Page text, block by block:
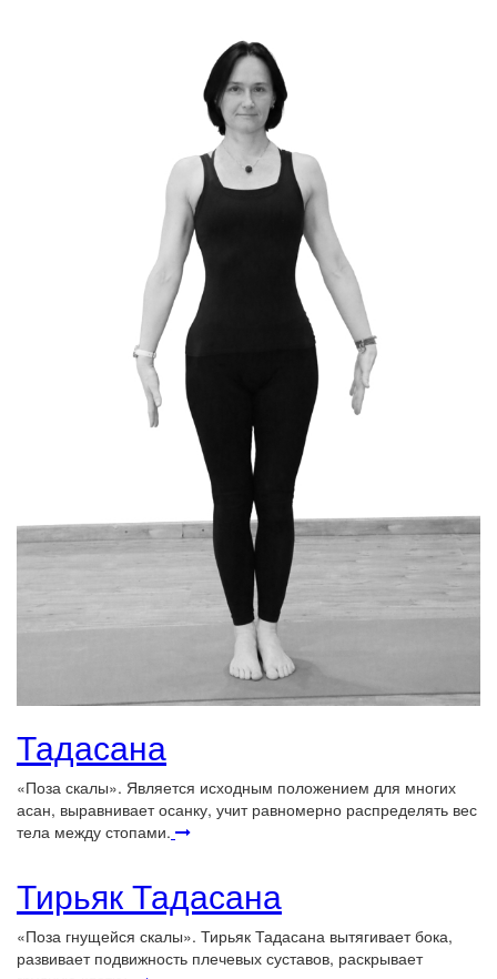
Тадасана
«Поза скалы». Является исходным положением для многих
асан, выравнивает осанку, учит равномерно распределять вес
тела между стопами.
Тирьяк Тадасана
«Поза гнущейся скалы». Тирьяк Тадасана вытягивает бока,
развивает подвижность плечевых суставов, раскрывает